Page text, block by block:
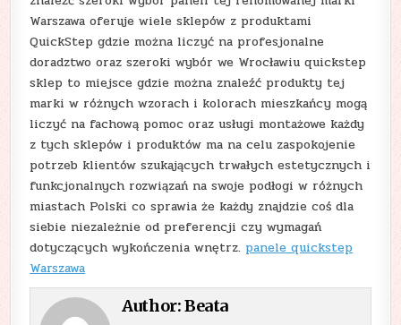
Warszawa oferuje wiele sklepów z produktami
QuickStep gdzie można liczyć na profesjonalne
doradztwo oraz szeroki wybór we Wrocławiu quickstep
sklep to miejsce gdzie można znaleźć produkty tej
marki w różnych wzorach i kolorach mieszkańcy mogą
liczyć na fachową pomoc oraz usługi montażowe każdy
z tych sklepów i produktów ma na celu zaspokojenie
potrzeb klientów szukających trwałych estetycznych i
funkcjonalnych rozwiązań na swoje podłogi w różnych
miastach Polski co sprawia że każdy znajdzie coś dla
siebie niezależnie od preferencji czy wymagań
dotyczących wykończenia wnętrz. panele quickstep
Warszawa
Author:Beata